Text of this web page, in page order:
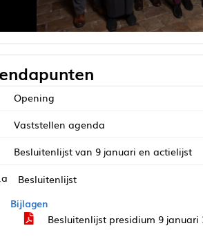
Opening
Vaststellen agenda
Besluitenlijst van 9 januari en actielijst
Besluitenlijst
Bijlagen
Besluitenlijst presidium 9 januari